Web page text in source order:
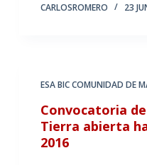
CARLOSROMERO 23
ESA BIC COMUNIDAD DE
Convocatoria
Tierra abierta
2016